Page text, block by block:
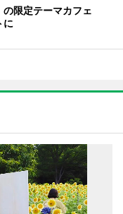
の限定テーマカフェ
に